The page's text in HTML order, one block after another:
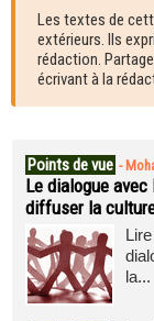
Les textes de
extérieurs. Ils
rédaction.
écrivant à la
Points de vue -
Le dialogue avec
diffuser la
la...